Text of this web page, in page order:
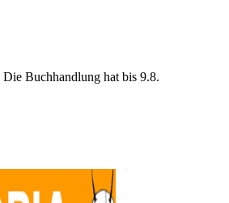
Die Buchhandlung hat bis 9.8.